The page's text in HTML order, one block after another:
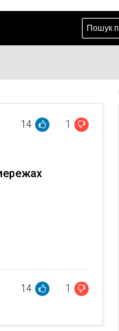
14 1
14 1